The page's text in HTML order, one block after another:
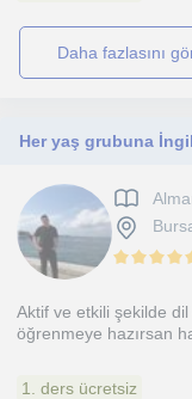
daha fazlasını
Aktif ve etkili şekilde
öğrenmeye hazırsan
1. ders ücretsiz